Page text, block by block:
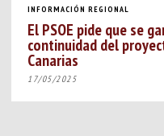
INFORMACIÓN REGIONAL
El PSOE pide que se
continuidad del
Canarias
17/05/2025